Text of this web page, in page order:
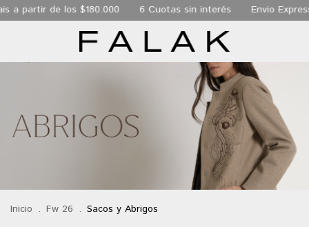
partir de los $180.000 6 Cuotas sin interés Envio
Inicio . Fw 26 . Sacos y Abrigos